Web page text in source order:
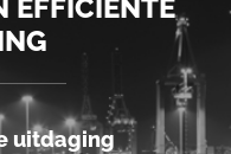
EFFICIENTE
uitdaging